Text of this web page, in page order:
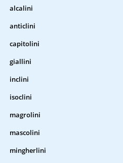
alcalini
anticlini
capitolini
giallini
inclini
isoclini
magrolini
mascolini
mingherlini